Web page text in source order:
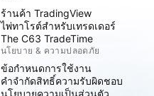
ร้านค้า TradingView
ไพ่ทาโรต์สำหรับเทรดเดอร์
The C63 TradeTime
นโยบาย & ความปลอดภัย
ข้อกำหนดการใช้งาน
คำจำกัดสิทธิ์ความรับผิดชอบ
นโยบายความเป็นส่วนตัว